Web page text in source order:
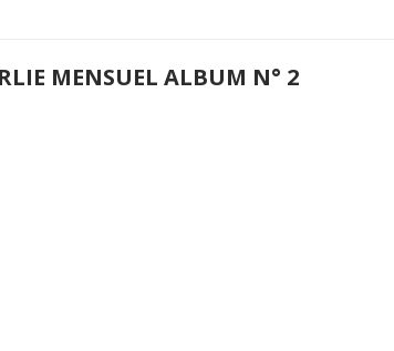
MENSUEL ALBUM N° 2